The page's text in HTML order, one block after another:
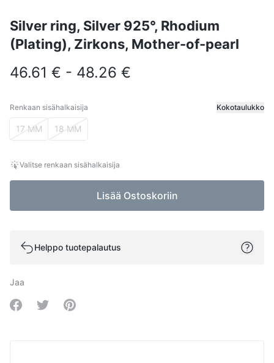
Silver ring, Silver 925°, Rhodium
(Plating), Zirkons, Mother-of-pearl
46.61 € - 48.26 €
Renkaan sisähalkaisija Kokotaulukko
Renkaan sisähalkaisija
17 MM 18 MM
Valitse renkaan sisähalkaisija
Lisää Ostoskoriin
Helppo tuotepalautus
Jaa
Share on Facebook
Share on Twitter
Share on Pinterest